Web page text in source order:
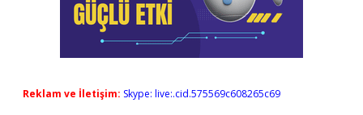
Reklam ve İletişim: Skype: live:.cid.575569c608265c69